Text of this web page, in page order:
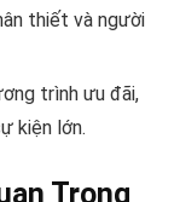
thiết và người
trình ưu đãi,
kiện lớn.
Trọng